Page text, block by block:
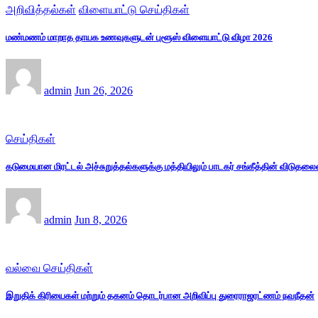
அறிவித்தல்கள் விளையாட்டு செய்திகள்
மண்மணம் மாறாத தாயக உணவுகளுடன் புளூஸ் விளையாட்டு விழா 2026
admin Jun 26, 2026
செய்திகள்
கடுமையான மிரட்டல் அச்சுறுத்தல்களுக்கு மத்தியிலும் பாடகர் சங்கீத்தின்
admin Jun 8, 2026
வல்வை செய்திகள்
இறுதிக் கிரியைகள் மற்றும் தகனம் தொடர்பான அறிவிப்பு துரைராஜரட்ணம் நவநீதன்